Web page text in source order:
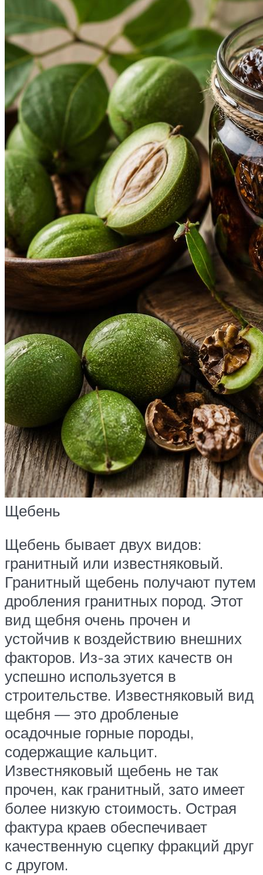
Щебень
Щебень бывает двух видов:
гранитный или известняковый.
Гранитный щебень получают путем
дробления гранитных пород. Этот
вид щебня очень прочен и
устойчив к воздействию внешних
факторов. Из-за этих качеств он
успешно используется в
строительстве. Известняковый вид
щебня — это дробленые
осадочные горные породы,
содержащие кальцит.
Известняковый щебень не так
прочен, как гранитный, зато имеет
более низкую стоимость. Острая
фактура краев обеспечивает
качественную сцепку фракций друг
с другом.